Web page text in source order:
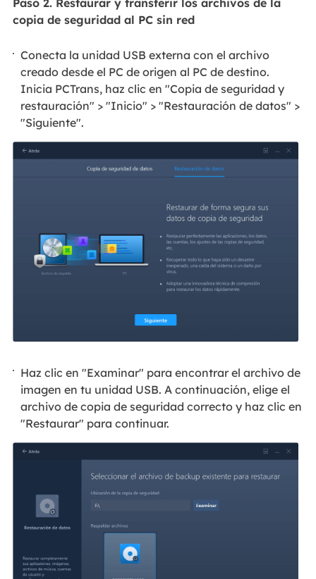
Paso 2. Restaurar y transferir los archivos de la
copia de seguridad al PC sin red
Conecta la unidad USB externa con el archivo
creado desde el PC de origen al PC de destino.
Inicia PCTrans, haz clic en "Copia de seguridad y
restauración" > "Inicio" > "Restauración de datos" >
"Siguiente".
Haz clic en "Examinar" para encontrar el archivo de
imagen en tu unidad USB. A continuación, elige el
archivo de copia de seguridad correcto y haz clic en
"Restaurar" para continuar.